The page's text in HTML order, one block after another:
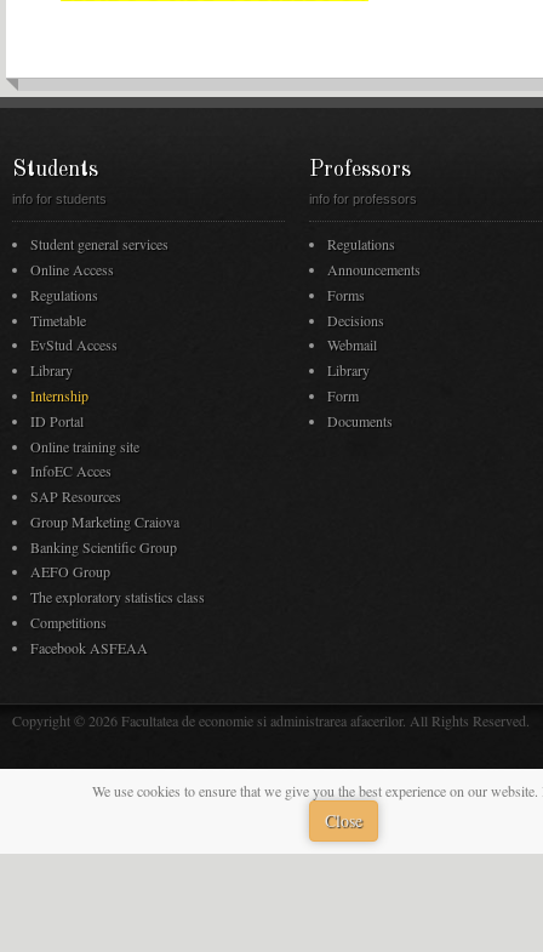
Students
info for students
Student general services
Online Access
Regulations
Timetable
EvStud Access
Library
Internship
ID Portal
Online training site
InfoEC Acces
SAP Resources
Group Marketing Craiova
Banking Scientific Group
AEFO Group
The exploratory statistics class
Competitions
Facebook ASFEAA
Professors
info for professors
Regulations
Announcements
Forms
Decisions
Webmail
Library
Form
Documents
Copyright © 2026 Facultatea de economie si administrarea afacerilor. All Rights Reserved.
We use cookies to ensure that we give you the best experience on our
Close